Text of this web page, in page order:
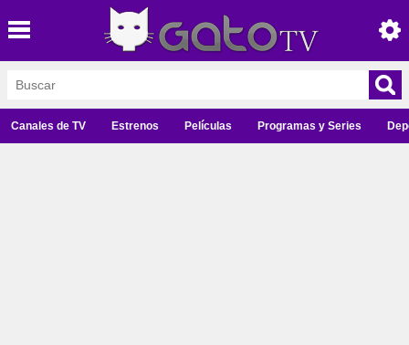
Canales de TV Estrenos Películas Programas y Series